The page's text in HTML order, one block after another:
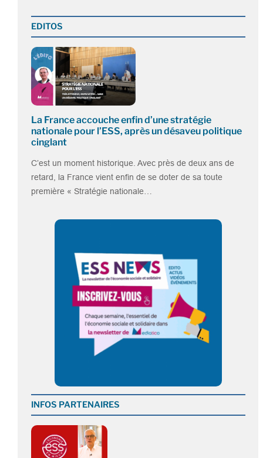
EDITOS
La France accouche enfin d’une stratégie
nationale pour l’ESS, après un désaveu politique
cinglant
C’est un moment historique. Avec près de deux ans de
retard, la France vient enfin de se doter de sa toute
première « Stratégie nationale…
INFOS PARTENAIRES